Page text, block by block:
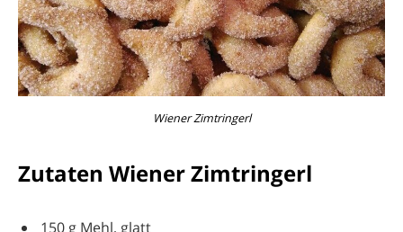
Wiener Zimtringerl
Zutaten Wiener Zimtringerl
150 g Mehl, glatt